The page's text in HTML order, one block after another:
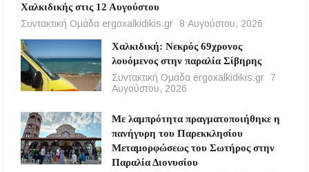
Χαλκιδικής στις 12 Αυγούστου
Συντακτική Ομάδα ergoxalkidikis.gr
8 Αυγούστου, 2026
Χαλκιδική: Νεκρός 69χρονος
λουόμενος στην παραλία Σίβηρης
Συντακτική Ομάδα ergoxalkidikis.gr
7
Αυγούστου, 2026
Με λαμπρότητα πραγματοποιήθηκε η
πανήγυρη του Παρεκκλησίου
Μεταμορφώσεως του Σωτήρος στην
Παραλία Διονυσίου